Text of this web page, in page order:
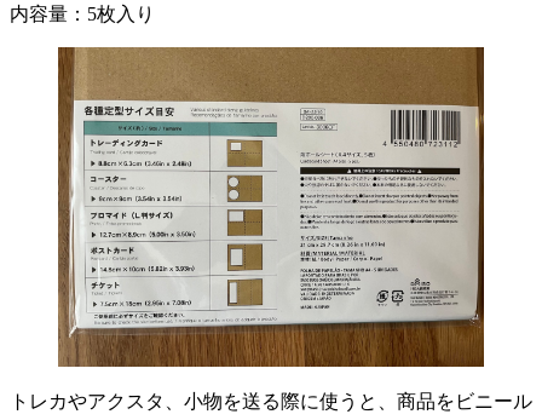
内容量：5枚入り
トレカやアクスタ、小物を送る際に使うと、商品をビニール